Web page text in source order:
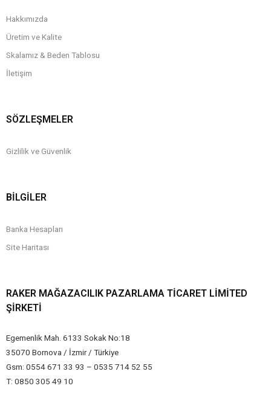
Hakkımızda
Üretim ve Kalite
Skalamız & Beden Tablosu
İletişim
SÖZLEŞMELER
Gizlilik ve Güvenlik
BİLGİLER
Banka Hesapları
Site Haritası
RAKER MAĞAZACILIK PAZARLAMA TICARET LIMITED
ŞIRKETI
Egemenlik Mah. 6133 Sokak No:18
35070 Bornova / İzmir / Türkiye
Gsm: 0554 671 33 93 – 0535 714 52 55
T: 0850 305 49 10